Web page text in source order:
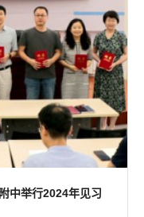
中举行2024年见习